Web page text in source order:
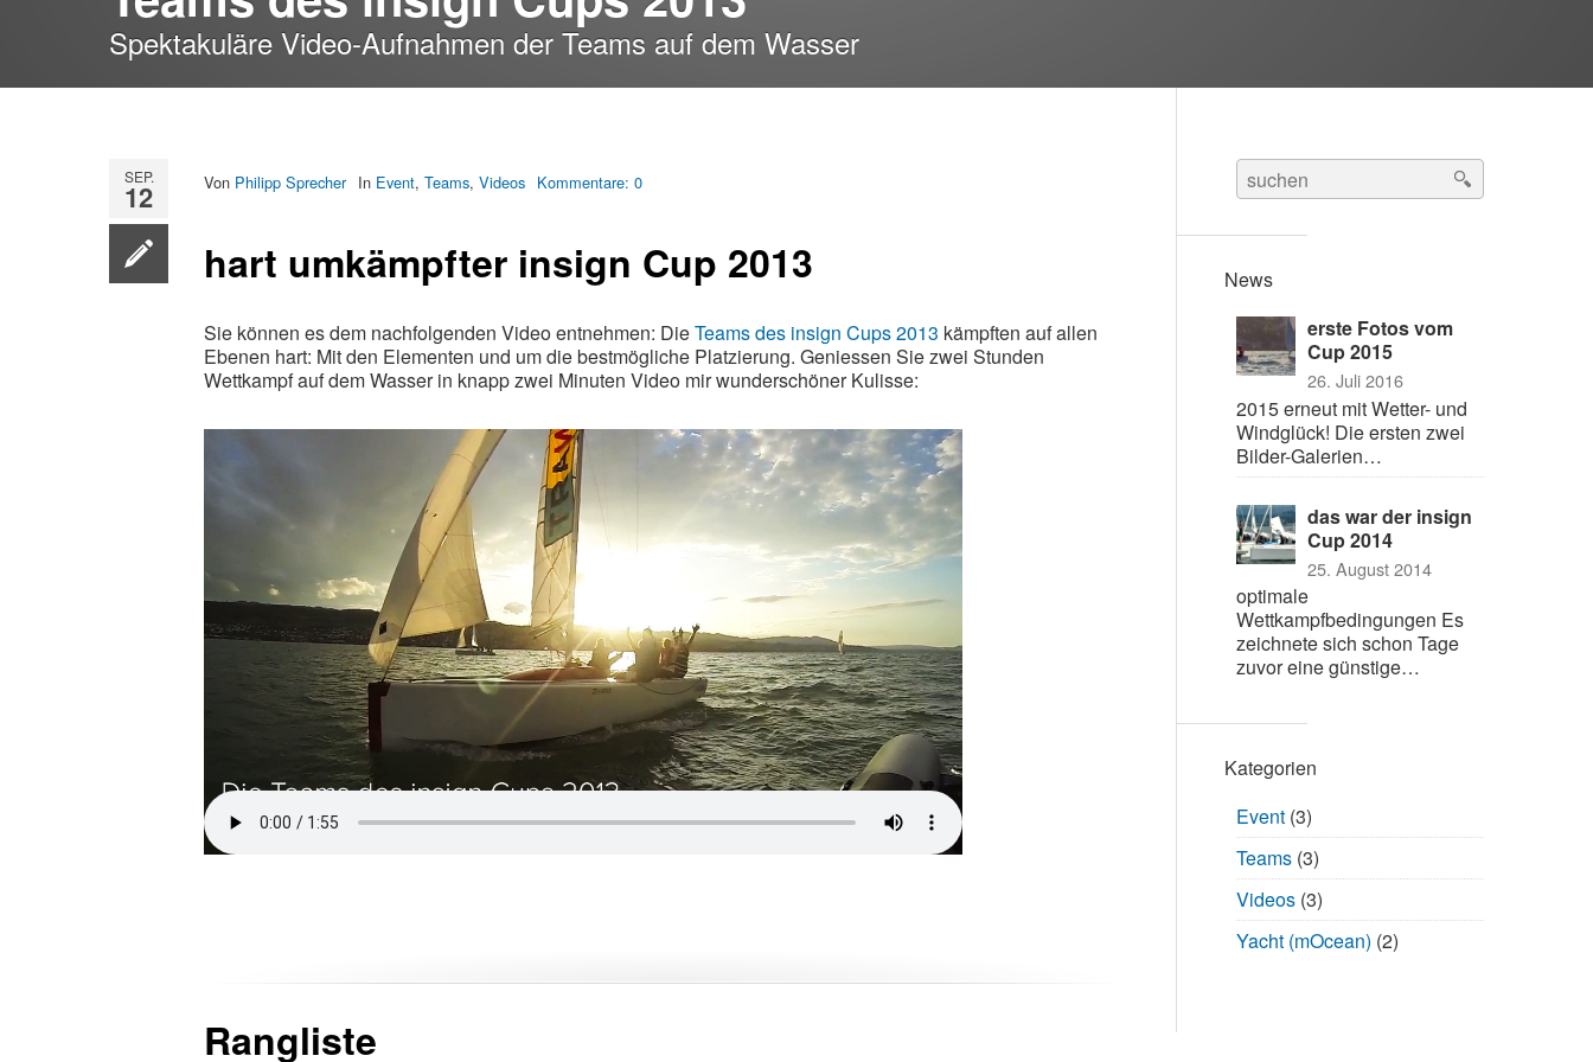
Spektakuläre Video-Aufnahmen der Teams auf dem Wasser
SEP.
12 Von Philipp Sprecher In Event, Teams, Videos Kommentare: 0
hart umkämpfter insign Cup 2013
Sie können es dem nachfolgenden Video entnehmen: DieTeams des insign Cups 2013 kämpften auf allen
Ebenen hart: Mit den Elementen und um die bestmögliche Platzierung. Geniessen Sie zwei Stunden
Wettkampf auf dem Wasser in knapp zwei Minuten Video mir wunderschöner Kulisse:
Rangliste
Search
for:
News
erste Fotos vom
Cup 2015
26. Juli 2016
2015 erneut mit Wetter- und
Windglück! Die ersten zwei
Bilder-Galerien…
das war der insign
Cup 2014
25. August 2014
optimale
Wettkampfbedingungen Es
zeichnete sich schon Tage
zuvor eine günstige…
Kategorien
Event (3)
Teams (3)
Videos (3)
Yacht (mOcean) (2)